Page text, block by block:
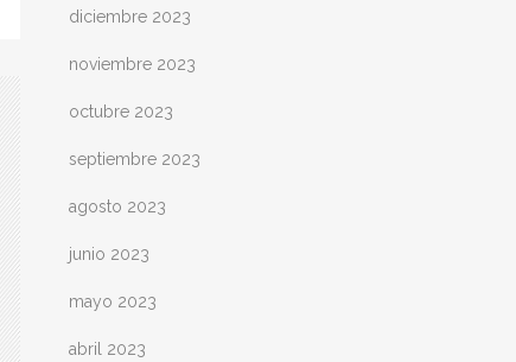
diciembre 2023
noviembre 2023
octubre 2023
septiembre 2023
agosto 2023
junio 2023
mayo 2023
abril 2023